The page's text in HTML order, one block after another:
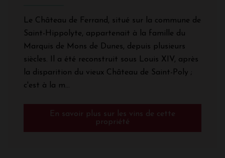
Le Château de Ferrand, situé sur la commune de
Saint-Hippolyte, appartenait à la famille du
Marquis de Mons de Dunes, depuis plusieurs
siècles. Il a été reconstruit sous Louis XIV, après
la disparition du vieux Château de Saint-Poly ;
c'est à la m...
En savoir plus sur les vins de cette
propriété